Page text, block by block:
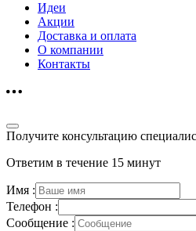
Идеи
Акции
Доставка и оплата
О компании
Контакты
Получите консультацию
Ответим в течение 15 минут
Имя :
Телефон :
Сообщение :